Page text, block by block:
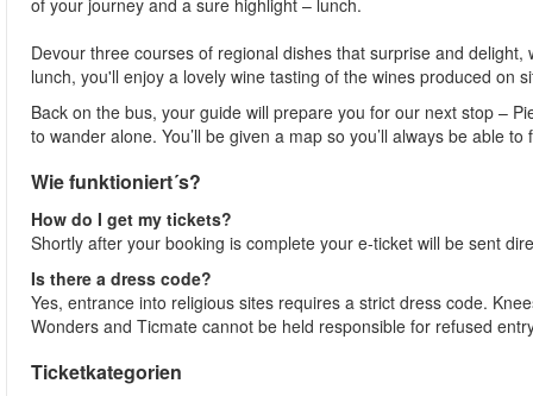
of your journey and a sure highlight – lunch.
Devour three courses of regional dishes that surprise and
lunch, you'll enjoy a lovely wine tasting of the wines produced on
Back on the bus, your guide will prepare you for our next stop –
to wander alone. You’ll be given a map so you’ll always be able
Wie funktioniert´s?
How do I get my tickets?
Shortly after your booking is complete your e-ticket will be sent
Is there a dress code?
Yes, entrance into religious sites requires a strict dress code.
Wonders and Ticmate cannot be held responsible for refused
Ticketkategorien